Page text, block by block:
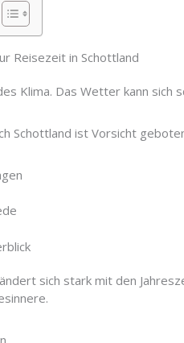
Reisezeit in Schottland
Klima. Das Wetter kann sich
Schottland ist Vorsicht
ändert sich stark mit den